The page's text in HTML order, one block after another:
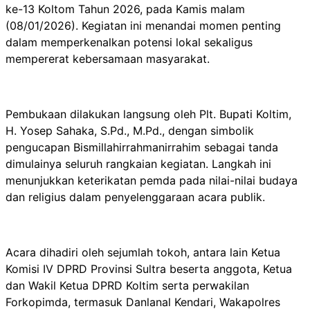
ke-13 Koltom Tahun 2026, pada Kamis malam
(08/01/2026). Kegiatan ini menandai momen penting
dalam memperkenalkan potensi lokal sekaligus
mempererat kebersamaan masyarakat.
Pembukaan dilakukan langsung oleh Plt. Bupati Koltim,
H. Yosep Sahaka, S.Pd., M.Pd., dengan simbolik
pengucapan Bismillahirrahmanirrahim sebagai tanda
dimulainya seluruh rangkaian kegiatan. Langkah ini
menunjukkan keterikatan pemda pada nilai-nilai budaya
dan religius dalam penyelenggaraan acara publik.
Acara dihadiri oleh sejumlah tokoh, antara lain Ketua
Komisi IV DPRD Provinsi Sultra beserta anggota, Ketua
dan Wakil Ketua DPRD Koltim serta perwakilan
Forkopimda, termasuk Danlanal Kendari, Wakapolres